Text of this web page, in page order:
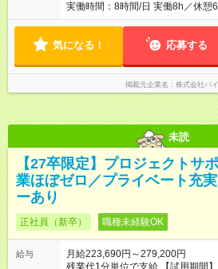
実働時間：8時間/日 実働8h／休憩
気になる！ 応募する
掲載元企業名 株式会社バ
未読
【27卒限定】プロジェクトサ
業ほぼゼロ／プライベート充
ーあり
正社員（新卒） 職種未経験OK
給与
月給223,690円～279,200円
残業代1分単位で支給